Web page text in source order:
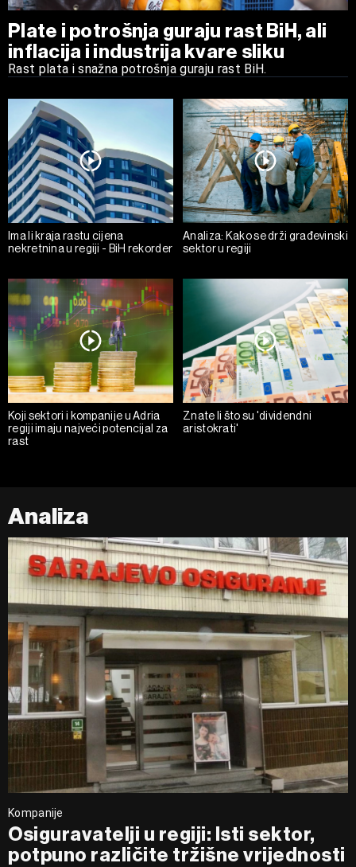
Plate i potrošnja guraju rast BiH, ali
inflacija i industrija kvare sliku
Rast plata i snažna potrošnja guraju rast BiH.
Ima li kraja rastu cijena
nekretnina u regiji - BiH rekorder
Analiza: Kako se drži građevinski
sektor u regiji
Koji sektori i kompanije u Adria
regiji imaju najveći potencijal za
rast
Znate li što su 'dividendni
aristokrati'
Analiza
Kompanije
Osiguravatelji u regiji: Isti sektor,
potpuno različite tržišne vrijednosti